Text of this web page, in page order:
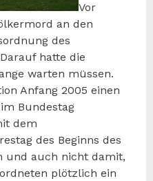
Vor
an den
des
hatte die
warten müssen.
Anfang 2005 einen
Bundestag
dem
des Beginns des
und auch nicht damit,
plötzlich ein